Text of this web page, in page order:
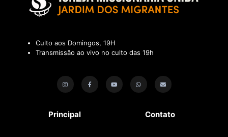
Culto aos Domingos, 19H
Transmissão ao vivo no culto das 19h
Principal Contato